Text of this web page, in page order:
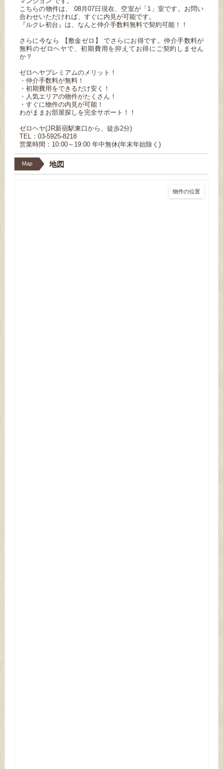
こちらの物件は、 08月07日現在、空室が「1」室です。お問い
合わせいただければ、すぐに内見が可能です。
『ルクレ初台』は、なんと仲介手数料無料で契約可能！！
さらに今なら 【敷金ゼロ】 でさらにお得です。仲介手数料が
無料のゼロヘヤで、初期費用を抑えてお得にご契約しません
か？
ゼロヘヤプレミアムのメリット！
・仲介手数料が無料！
・初期費用をできるだけ安く！
・人気エリアの物件がたくさん！
・すぐに物件の内見が可能！
わがままお部屋探しを完全サポート！！
ゼロヘヤ(JR新宿駅東口から、徒歩2分)
TEL：03-5925-8218
営業時間：10:00～19:00 年中無休(年末年始除く)
Map 地図
物件の位置